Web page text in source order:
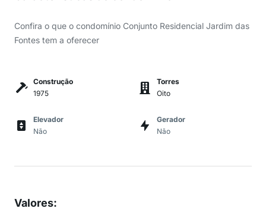
Confira o que o condomínio Conjunto Residencial Jardim das
Fontes tem a oferecer
Construção
1975
Torres
Oito
Elevador
Não
Gerador
Não
Valores: